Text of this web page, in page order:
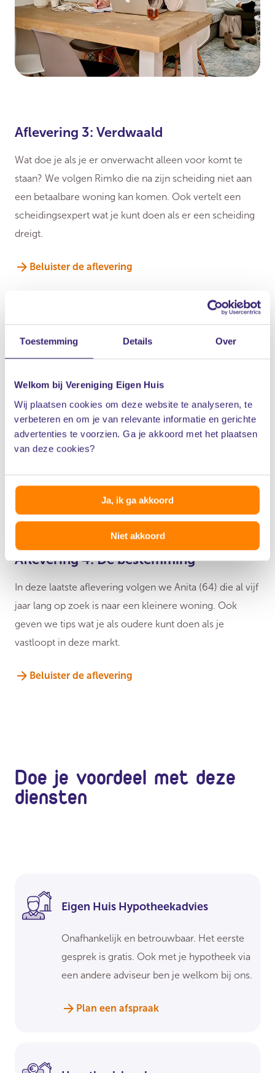
Toestemming Details Over
Welkom bij Vereniging Eigen Huis
Wij plaatsen cookies om deze website te analyseren, te
verbeteren en om je van relevante informatie en gerichte
advertenties te voorzien. Ga je akkoord met het plaatsen
van deze cookies?
Ja, ik ga akkoord
Niet akkoord
Aflevering 3: Verdwaald
Wat doe je als je er onverwacht alleen voor komt te
staan? We volgen Rimko die na zijn scheiding niet aan
een betaalbare woning kan komen. Ook vertelt een
scheidingsexpert wat je kunt doen als er een scheiding
dreigt.
Beluister de aflevering
Aflevering 4: De bestemming
In deze laatste aflevering volgen we Anita (64) die al vijf
jaar lang op zoek is naar een kleinere woning. Ook
geven we tips wat je als oudere kunt doen als je
vastloopt in deze markt.
Beluister de aflevering
Doe je voordeel met deze
diensten
Eigen Huis Hypotheekadvies
Onafhankelijk en betrouwbaar. Het eerste
gesprek is gratis. Ook met je hypotheek via
een andere adviseur ben je welkom bij ons.
Plan een afspraak